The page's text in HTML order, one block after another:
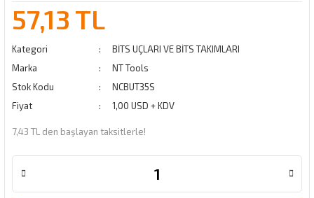
57,13 TL
Kategori
BİTS UÇLARI VE BİTS TAKIMLARI
Marka
NT Tools
Stok Kodu
NCBUT35S
Fiyat
1,00 USD + KDV
7,43 TL den başlayan taksitlerle!